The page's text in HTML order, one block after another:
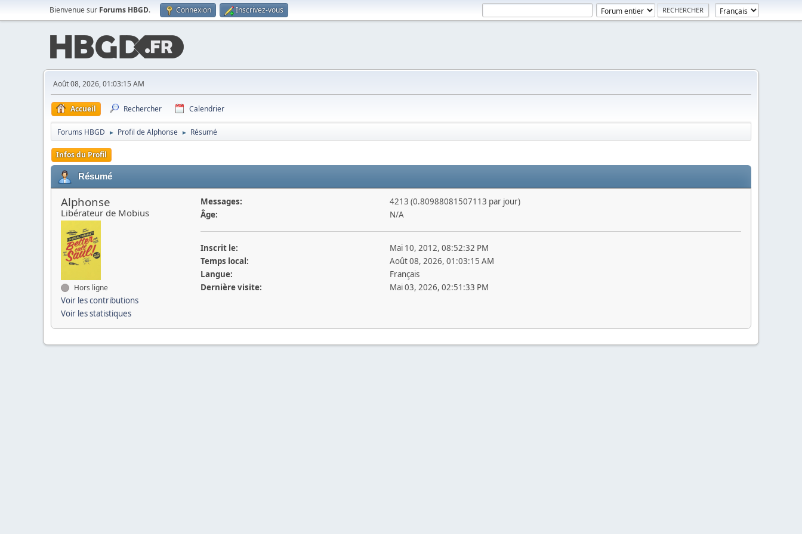
Bienvenue sur Forums HBGD. Connexion Inscrivez-vous
Août 08, 2026, 01:03:15 AM
Accueil Rechercher Calendrier
Forums HBGD ► Profil de Alphonse ► Résumé
Infos du Profil
Résumé
Alphonse
Libérateur de Mobius
Hors ligne
Voir les contributions
Voir les statistiques
Messages:
4213 (0.80988081507113 par jour)
Âge:
N/A
Inscrit le:
Mai 10, 2012, 08:52:32 PM
Temps local:
Août 08, 2026, 01:03:15 AM
Langue:
Français
Dernière visite:
Mai 03, 2026, 02:51:33 PM